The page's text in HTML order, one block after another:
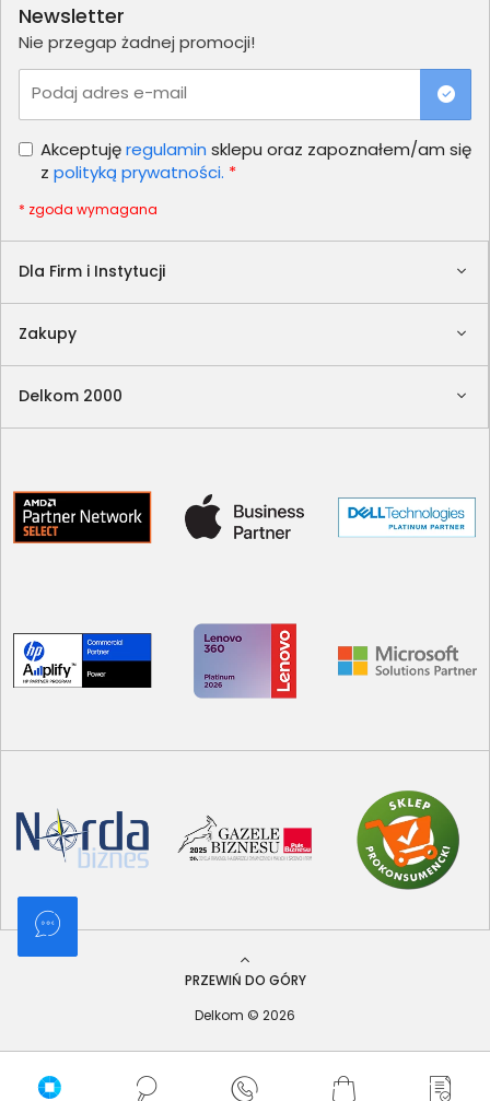
Dla Firm i Instytucji
Zakupy
Delkom 2000
Newsletter
Nie przegap żadnej promocji!
Podaj adres e-mail
Akceptujęregulamin sklepu oraz zapoznałem/am się
z polityką prywatności. *
* zgoda wymagana
PRZEWIŃ DO GÓRY
Delkom © 2026